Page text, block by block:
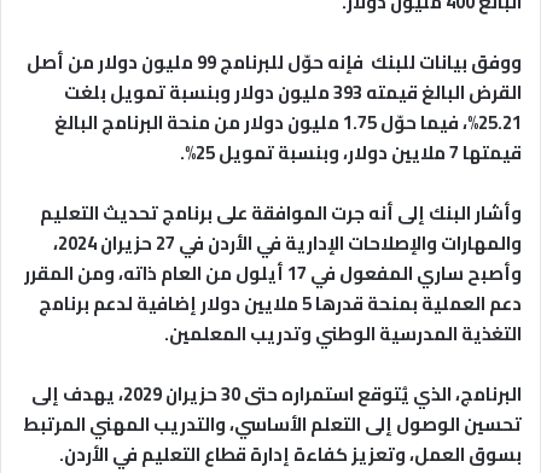
ووفق بيانات للبنك فإنه حوّل للبرنامج 99 مليون دولار من أصل
القرض البالغ قيمته 393 مليون دولار وبنسبة تمويل بلغت
25.21%، فيما حوّل 1.75 مليون دولار من منحة البرنامج البالغ
قيمتها 7 ملايين دولار، وبنسبة تمويل 25%.
وأشار البنك إلى أنه جرت الموافقة على برنامج تحديث التعليم
والمهارات والإصلاحات الإدارية في الأردن في 27 حزيران 2024،
وأصبح ساري المفعول في 17 أيلول من العام ذاته، ومن المقرر
دعم العملية بمنحة قدرها 5 ملايين دولار إضافية لدعم برنامج
التغذية المدرسية الوطني وتدريب المعلمين.
البرنامج، الذي يُتوقع استمراره حتى 30 حزيران 2029، يهدف إلى
تحسين الوصول إلى التعلم الأساسي، والتدريب المهني المرتبط
بسوق العمل، وتعزيز كفاءة إدارة قطاع التعليم في الأردن.